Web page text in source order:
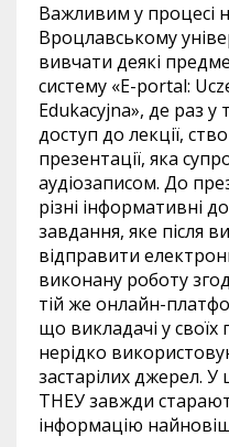
Важливим у процесі
Вроцлавському
вивчати деякі
систему «E-portal:
Edukacyjna», де раз
доступ до лекції,
презентації, яка
аудіозаписом. До
різні інформативні
завдання, яке після
відправити
виконану роботу
тій же онлайн-
що викладачі у своїх
нерідко
застарілих джерел. У
ТНЕУ завжди
інформацію